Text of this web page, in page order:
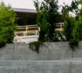
増の 1,305 億ドル
147% 増加しまし
増加しました。
アン (Jensen
中で、Blackwell